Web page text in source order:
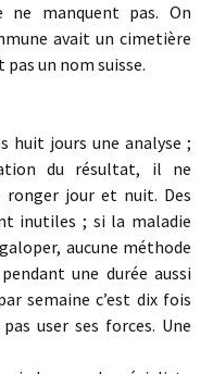
ne manquent pas. On
avait un cimetière
un nom suisse.
huit jours une analyse ;
du résultat, il ne
jour et nuit. Des
inutiles ; si la maladie
aucune méthode
une durée aussi
semaine c’est dix fois
user ses forces. Une